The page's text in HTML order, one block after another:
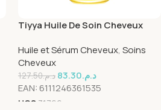
Tiyya Huile De Soin Cheveux
Huile et Sérum Cheveux, Soins
Cheveux
د.م.127.50 د.م.83.30
EAN: 6111246361535
UGS 31766